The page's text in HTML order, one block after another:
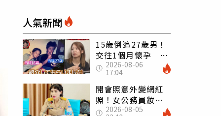
人氣新聞
15歲倒追27歲男！
交往1個月懷孕 36
歲當阿嬤故事曝光
2026-08-06
17:04
開會照意外變網紅
照！女公務員妝容
掀2千則留言 本人
2026-08-05